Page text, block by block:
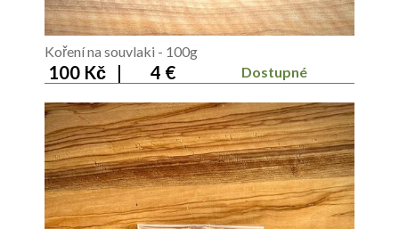
Koření na souvlaki - 100g
100 Kč | 4 € Dostupné